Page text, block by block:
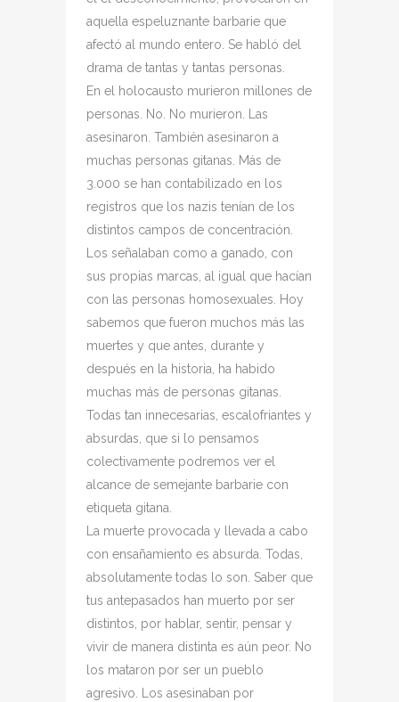
aquella espeluznante barbarie que
afectó al mundo entero. Se habló del
drama de tantas y tantas personas.
En el holocausto murieron millones de
personas. No. No murieron. Las
asesinaron. También asesinaron a
muchas personas gitanas. Más de
3.000 se han contabilizado en los
registros que los nazis tenían de los
distintos campos de concentración.
Los señalaban como a ganado, con
sus propias marcas, al igual que hacían
con las personas homosexuales. Hoy
sabemos que fueron muchos más las
muertes y que antes, durante y
después en la historia, ha habido
muchas más de personas gitanas.
Todas tan innecesarias, escalofriantes y
absurdas, que si lo pensamos
colectivamente podremos ver el
alcance de semejante barbarie con
etiqueta gitana.
La muerte provocada y llevada a cabo
con ensañamiento es absurda. Todas,
absolutamente todas lo son. Saber que
tus antepasados han muerto por ser
distintos, por hablar, sentir, pensar y
vivir de manera distinta es aún peor. No
los mataron por ser un pueblo
agresivo. Los asesinaban por